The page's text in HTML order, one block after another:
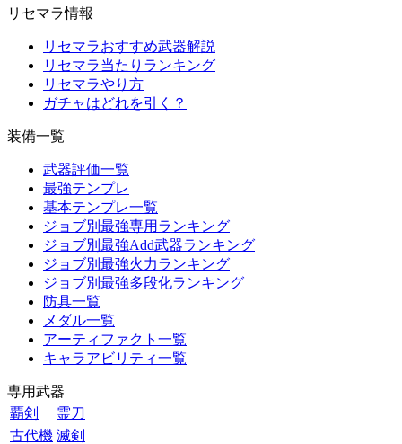
リセマラ情報
リセマラおすすめ武器解説
リセマラ当たりランキング
リセマラやり方
ガチャはどれを引く？
装備一覧
武器評価一覧
最強テンプレ
基本テンプレ一覧
ジョブ別最強専用ランキング
ジョブ別最強Add武器ランキング
ジョブ別最強火力ランキング
ジョブ別最強多段化ランキング
防具一覧
メダル一覧
アーティファクト一覧
キャラアビリティ一覧
専用武器
覇剣
霊刀
古代機 滅剣